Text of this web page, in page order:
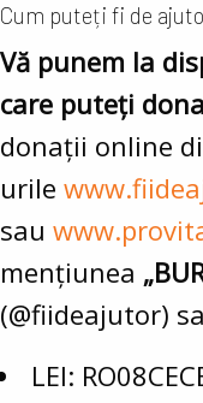
Cum puteți fi de
Vă punem la
care puteți
donații online
urile
sau
mențiunea
(@fiideajutor)
LEI: